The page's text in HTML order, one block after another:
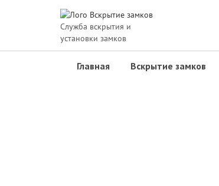
Служба вскрытия и
установки замков
Главная Вскрытие замков